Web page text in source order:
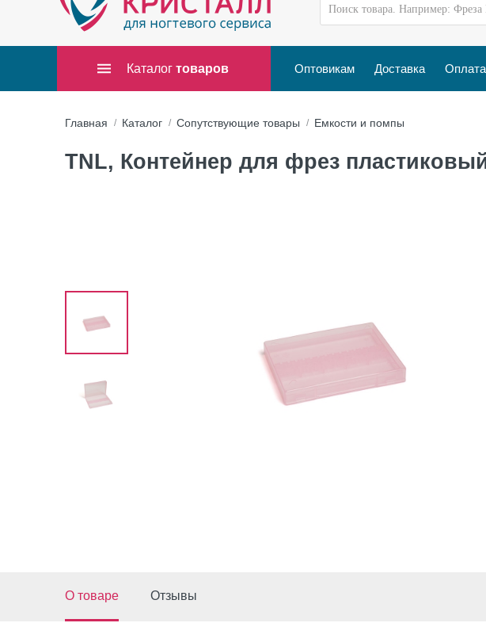
Каталог товаров Оптовикам Доставка Оплата
Главная Каталог Сопутствующие товары Емкости и помпы
TNL, Контейнер для фрез
О товаре Отзывы